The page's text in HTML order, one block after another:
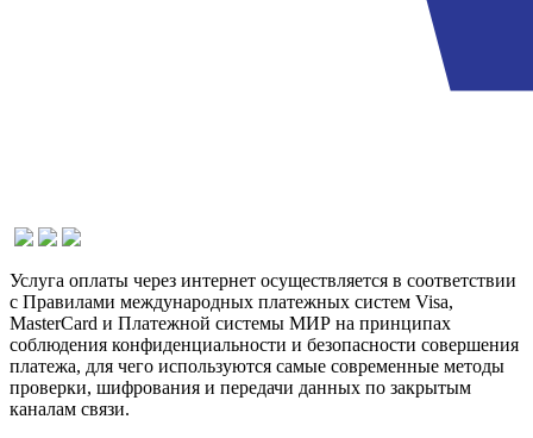
Услуга оплаты через интернет осуществляется в соответствии
с Правилами международных платежных систем Visa,
MasterCard и Платежной системы МИР на принципах
соблюдения конфиденциальности и безопасности совершения
платежа, для чего используются самые современные методы
проверки, шифрования и передачи данных по закрытым
каналам связи.